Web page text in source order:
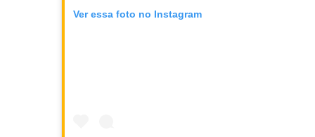
Ver essa foto no Instagram